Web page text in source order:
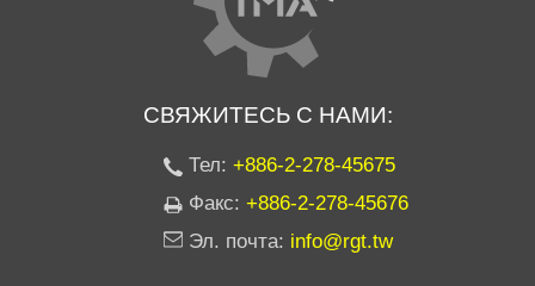
СВЯЖИТЕСЬ С НАМИ:
Тел: +886-2-278-45675
Факс: +886-2-278-45676
Эл. почта: info@rgt.tw